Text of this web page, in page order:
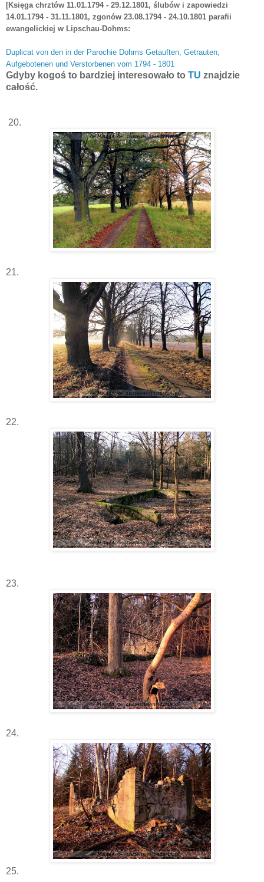
[Księga chrztów 11.01.1794 - 29.12.1801, ślubów i zapowiedzi
14.01.1794 - 31.11.1801, zgonów 23.08.1794 - 24.10.1801 parafii
ewangelickiej w Lipschau-Dohms:
Duplicat von den in der Parochie Dohms Getauften, Getrauten,
Aufgebotenen und Verstorbenen vom 1794 - 1801
Gdyby kogoś to bardziej interesowało to TU znajdzie
całość.
20.
21.
22.
23.
24.
25.